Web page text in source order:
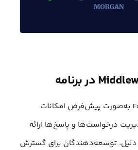
فریم‌ورک Express.js به‌صورت پیش‌فرض امکانات
درخواست‌ها و پاسخ‌ها ارائه
توسعه‌دهندگان برای گسترش